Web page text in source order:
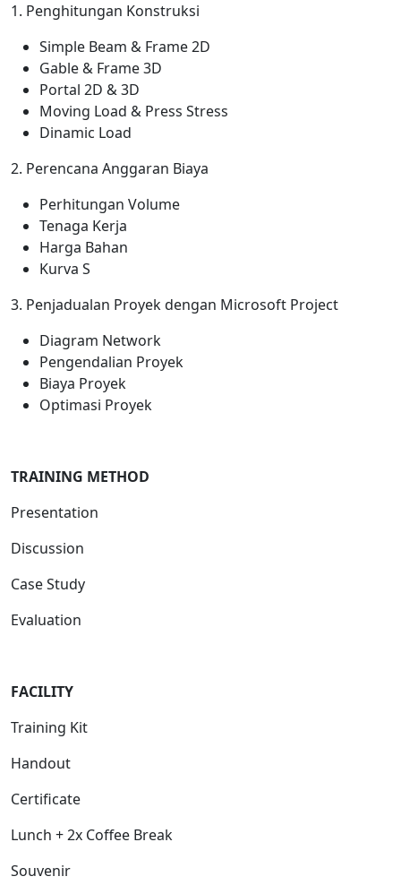
1. Penghitungan Konstruksi
Simple Beam & Frame 2D
Gable & Frame 3D
Portal 2D & 3D
Moving Load & Press Stress
Dinamic Load
2. Perencana Anggaran Biaya
Perhitungan Volume
Tenaga Kerja
Harga Bahan
Kurva S
3. Penjadualan Proyek dengan Microsoft Project
Diagram Network
Pengendalian Proyek
Biaya Proyek
Optimasi Proyek
TRAINING METHOD
Presentation
Discussion
Case Study
Evaluation
FACILITY
Training Kit
Handout
Certificate
Lunch + 2x Coffee Break
Souvenir